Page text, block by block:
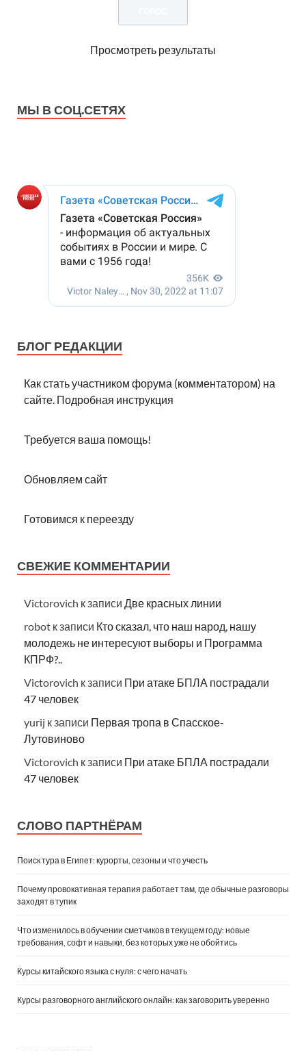
Просмотреть результаты
МЫ В СОЦ.СЕТЯХ
БЛОГ РЕДАКЦИИ
Как стать участником форума (комментатором) на
сайте. Подробная инструкция
Требуется ваша помощь!
Обновляем сайт
Готовимся к переезду
СВЕЖИЕ КОММЕНТАРИИ
Victorovich к записи Две красных линии
robot к записи Кто сказал, что наш народ, нашу
молодежь не интересуют выборы и Программа
КПРФ?..
Victorovich к записи При атаке БПЛА пострадали
47 человек
yurij к записи Первая тропа в Спасское-
Лутовиново
Victorovich к записи При атаке БПЛА пострадали
47 человек
СЛОВО ПАРТНЁРАМ
Поиск тура в Египет: курорты, сезоны и что учесть
Почему провокативная терапия работает там, где обычные разговоры
заходят в тупик
Что изменилось в обучении сметчиков в текущем году: новые
требования, софт и навыки, без которых уже не обойтись
Курсы китайского языка с нуля: с чего начать
Курсы разговорного английского онлайн: как заговорить уверенно